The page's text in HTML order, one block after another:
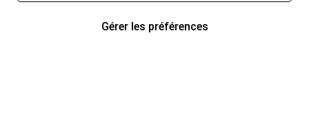
Gérer les préférences